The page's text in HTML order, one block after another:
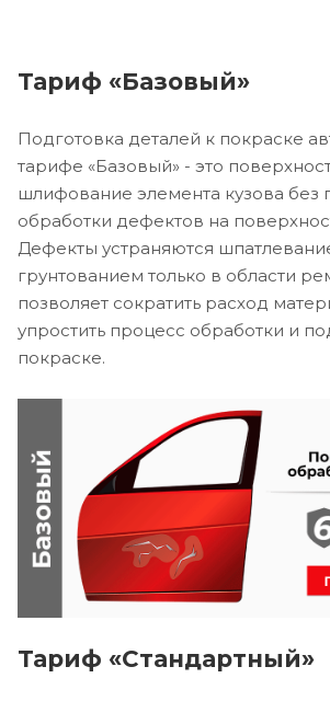
Тариф «Базовый»
Подготовка деталей к покраске
тарифе «Базовый» - это
шлифование элемента кузова без
обработки дефектов на
Дефекты устраняются
грунтованием только в области
позволяет сократить расход
упростить процесс обработки и
покраске.
Тариф «Стандартный»